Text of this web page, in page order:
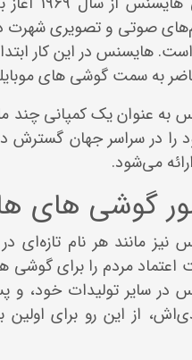
صوتی و تصویری شهرت
هایسنس در این کار
به سمت گوشی های
به عنوان یک کمپانی چند
را در سراسر جهان
می‌شود.
گوشی های
نیز مانند هر نام تازه‌ای
اعتماد مردم را برای گوشی
در سایر تولیدات خود،
از این رو برای